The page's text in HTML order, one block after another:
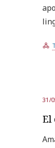
31/
El